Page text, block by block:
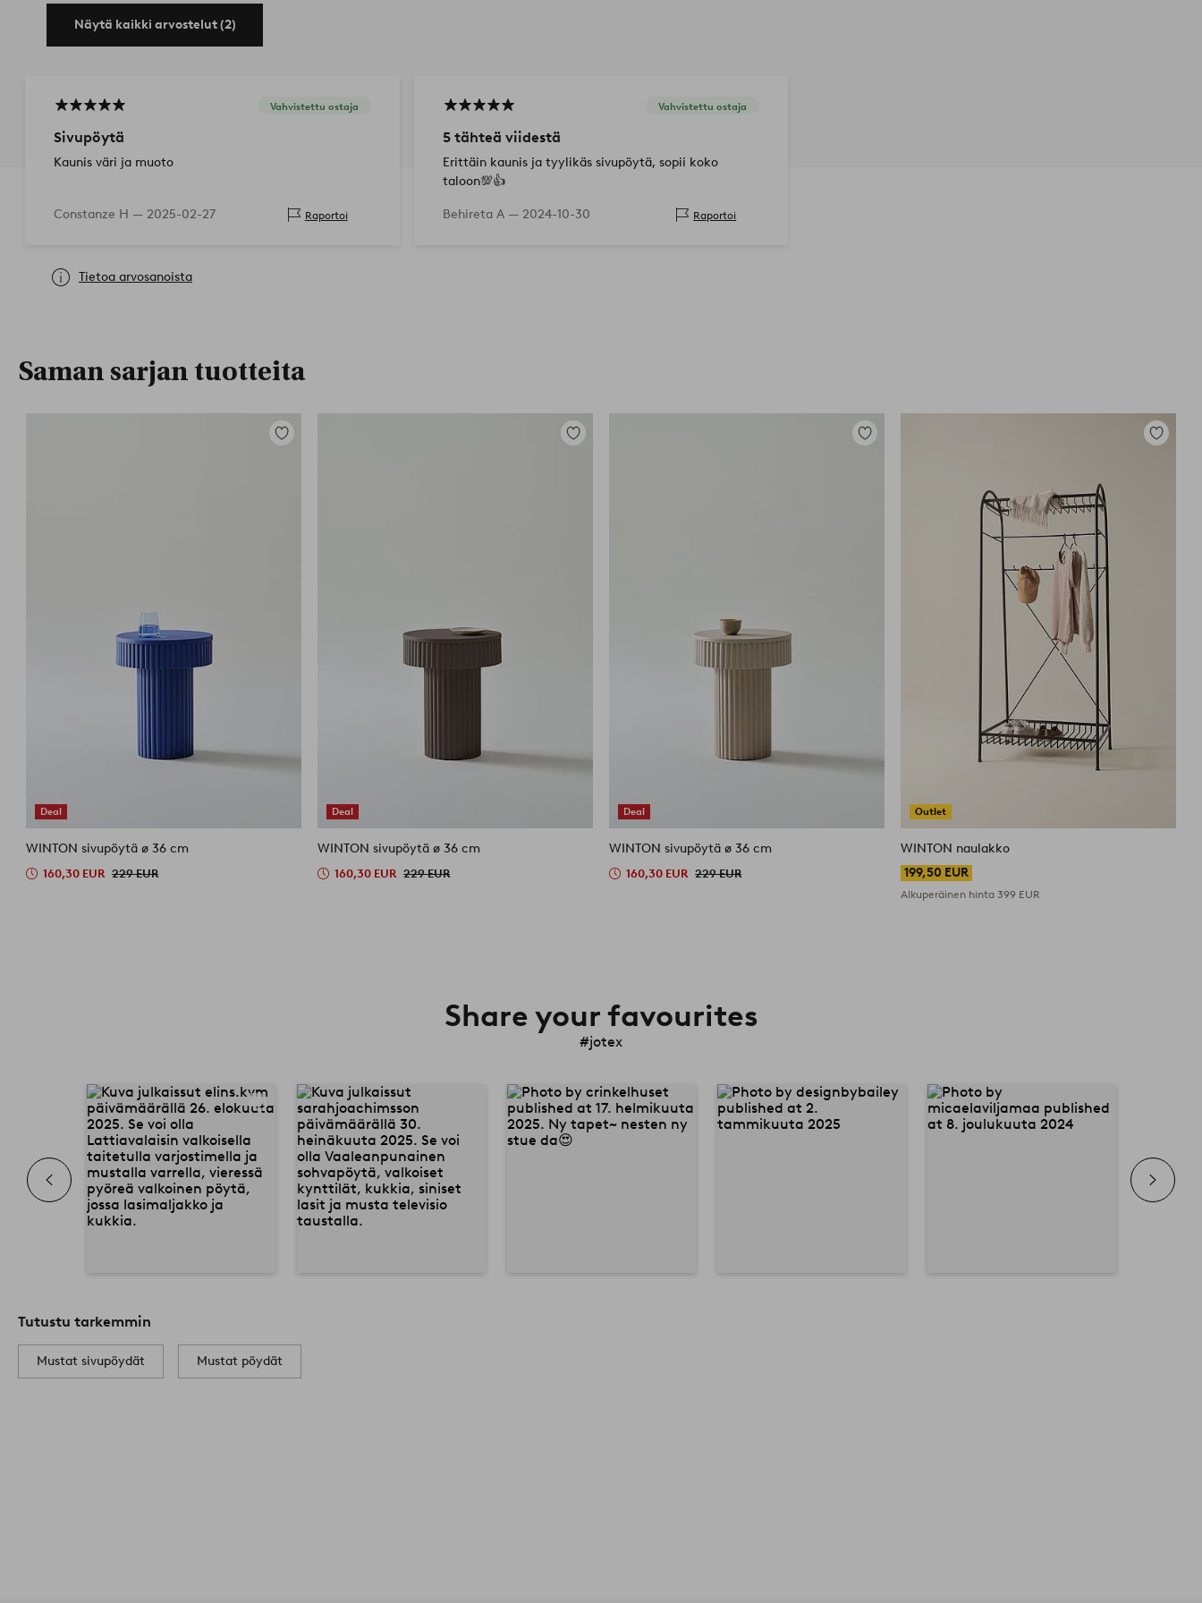
Näytä kaikki arvostelut (2)
Vahvistettu ostaja
Sivupöytä
Kaunis väri ja muoto
Constanze H — 2025-02-27 Raportoi
Vahvistettu ostaja
5 tähteä viidestä
Erittäin kaunis ja tyylikäs sivupöytä, sopii koko
taloon💯👍
Behireta A — 2024-10-30 Raportoi
Tietoa arvosanoista
Saman sarjan tuotteita
Deal
Lisää
WINTON sivupöytä ø 36 cm
160,30 EUR 229 EUR
Deal
Lisää
WINTON sivupöytä ø 36 cm
160,30 EUR 229 EUR
Deal
Lisää
WINTON sivupöytä ø 36 cm
160,30 EUR 229 EUR
Outlet
Lisää
WINTON naulakko
199,50 EUR
Alkuperäinen hinta399 EUR
Share your favourites
#jotex
Tutustu tarkemmin
Mustat sivupöydät Mustat pöydät